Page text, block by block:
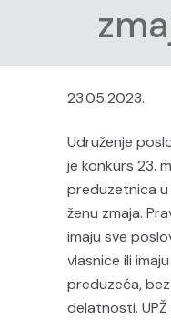
23.05.2023.
Udruženje
je konkurs 23.
preduzetnica u
ženu zmaja.
imaju sve
vlasnice ili
preduzeća,
delatnosti.